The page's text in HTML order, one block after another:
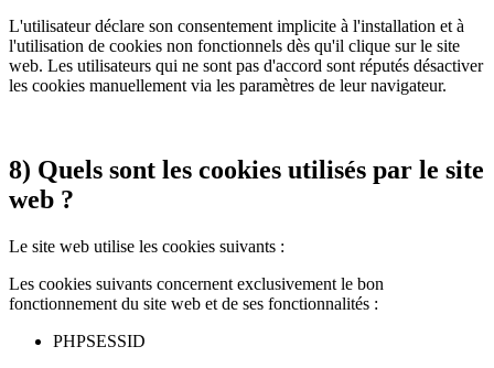
L'utilisateur déclare son consentement implicite à l'installation et à
l'utilisation de cookies non fonctionnels dès qu'il clique sur le site
web. Les utilisateurs qui ne sont pas d'accord sont réputés désactiver
les cookies manuellement via les paramètres de leur navigateur.
8) Quels sont les cookies utilisés par le site
web ?
Le site web utilise les cookies suivants :
Les cookies suivants concernent exclusivement le bon
fonctionnement du site web et de ses fonctionnalités :
PHPSESSID